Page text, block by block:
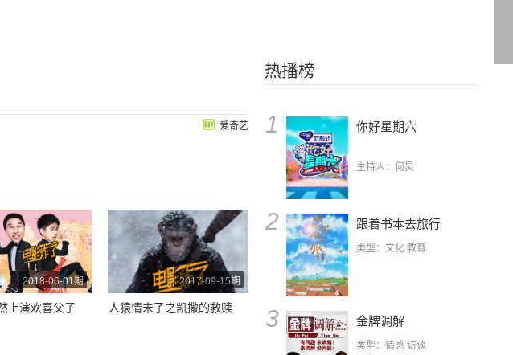
热播榜
1 你好星期六
主持人：何炅
2 跟着书本去旅行
类型：文化 教育
3 金牌调解
类型：情感 访谈
爱奇艺
2018-06-01期
上演欢喜父子
2017-09-15期
人猿情未了之凯撒的救赎